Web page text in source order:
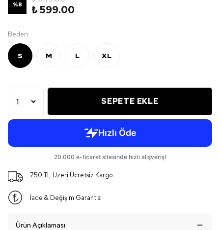
%8 ₺ 599.00
Beden
S M L XL
SEPETE EKLE
750 TL Üzeri Ücretsiz Kargo
İade & Değişim Garantisi
Ürün Açıklaması